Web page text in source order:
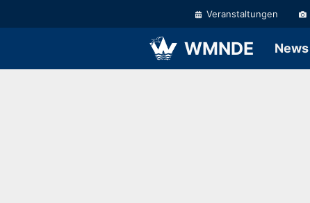
Inhalt
Veranstaltungen
WMNDE News